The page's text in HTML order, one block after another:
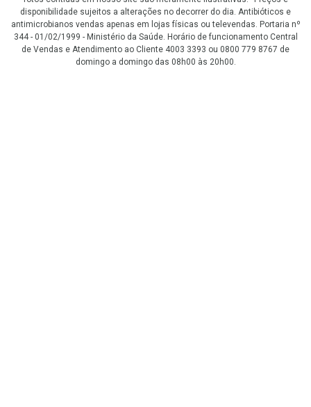
disponibilidade sujeitos a alterações no decorrer do dia. Antibióticos e
antimicrobianos vendas apenas em lojas físicas ou televendas. Portaria nº
344 - 01/02/1999 - Ministério da Saúde. Horário de funcionamento Central
de Vendas e Atendimento ao Cliente 4003 3393 ou 0800 779 8767 de
domingo a domingo das 08h00 às 20h00.